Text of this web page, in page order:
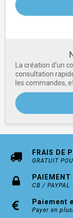
La création d’un
consultation
les commandes,
FRAIS DE
GRATUIT
PAIEMENT
CB / PAYPAL
Paiement
Payer en